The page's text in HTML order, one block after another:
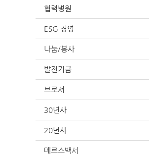
협력병원
ESG 경영
나눔/봉사
발전기금
브로셔
30년사
20년사
메르스백서